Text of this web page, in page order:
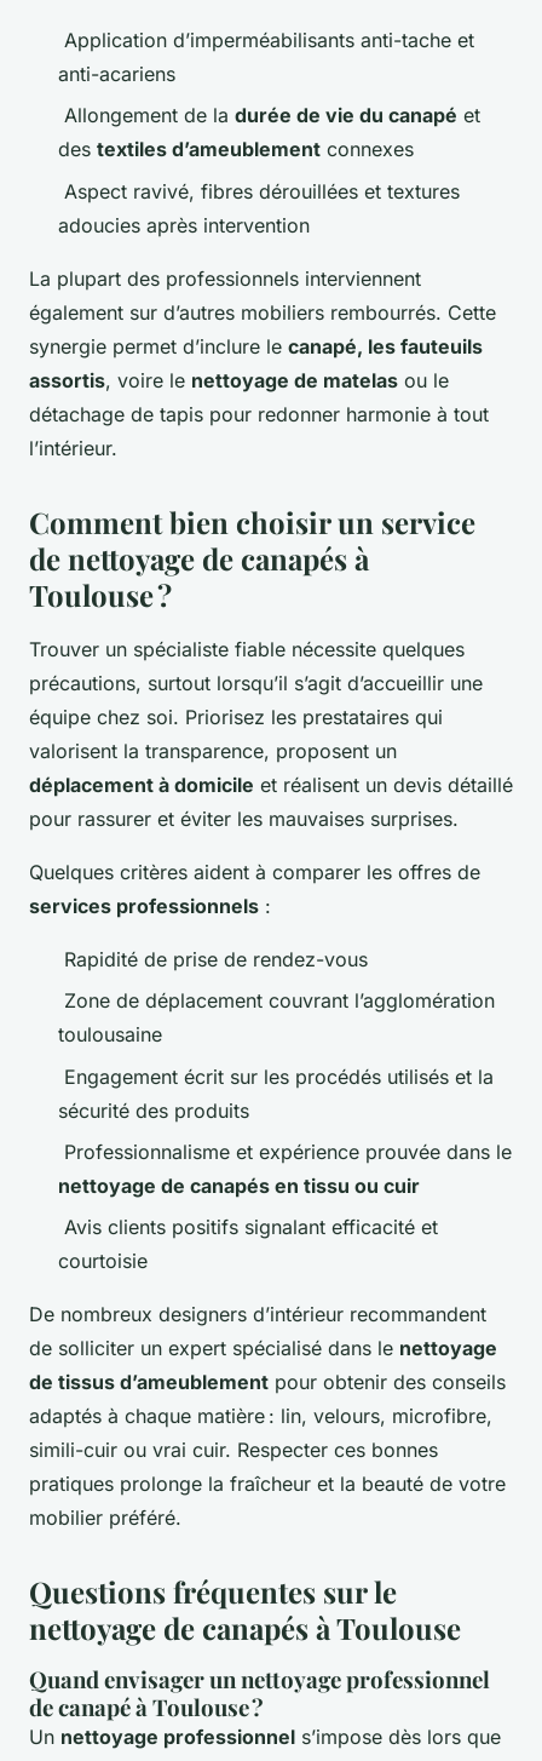
Application d’imperméabilisants anti-tache et
anti-acariens
Allongement de la durée de vie du canapé et
des textiles d’ameublement connexes
Aspect ravivé, fibres dérouillées et textures
adoucies après intervention
La plupart des professionnels interviennent
également sur d’autres mobiliers rembourrés. Cette
synergie permet d’inclure le canapé, les fauteuils
assortis, voire le nettoyage de matelas ou le
détachage de tapis pour redonner harmonie à tout
l’intérieur.
Comment bien choisir un service
de nettoyage de canapés à
Toulouse ?
Trouver un spécialiste fiable nécessite quelques
précautions, surtout lorsqu’il s’agit d’accueillir une
équipe chez soi. Priorisez les prestataires qui
valorisent la transparence, proposent un
déplacement à domicile et réalisent un devis détaillé
pour rassurer et éviter les mauvaises surprises.
Quelques critères aident à comparer les offres de
services professionnels :
Rapidité de prise de rendez-vous
Zone de déplacement couvrant l’agglomération
toulousaine
Engagement écrit sur les procédés utilisés et la
sécurité des produits
Professionnalisme et expérience prouvée dans le
nettoyage de canapés en tissu ou cuir
Avis clients positifs signalant efficacité et
courtoisie
De nombreux designers d’intérieur recommandent
de solliciter un expert spécialisé dans le nettoyage
de tissus d’ameublement pour obtenir des conseils
adaptés à chaque matière : lin, velours, microfibre,
simili-cuir ou vrai cuir. Respecter ces bonnes
pratiques prolonge la fraîcheur et la beauté de votre
mobilier préféré.
Questions fréquentes sur le
nettoyage de canapés à Toulouse
Quand envisager un nettoyage professionnel
de canapé à Toulouse ?
Un nettoyage professionnel s’impose dès lors que